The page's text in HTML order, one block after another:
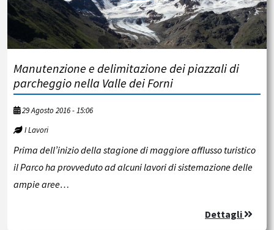
Manutenzione e delimitazione dei piazzali di
parcheggio nella Valle dei Forni
29 Agosto 2016 - 15:06
I Lavori
Prima dell’inizio della stagione di maggiore afflusso turistico
il Parco ha provveduto ad alcuni lavori di sistemazione delle
ampie aree…
Dettagli